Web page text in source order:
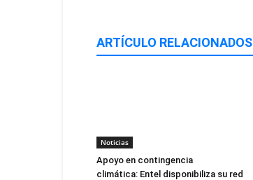
ARTÍCULO RELACIONADOS
Noticias
Apoyo en contingencia
climática: Entel disponibiliza su red